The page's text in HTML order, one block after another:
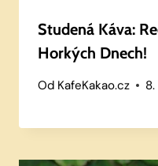
Studená Káva:
Horkých Dnech!
Od KafeKakao.cz